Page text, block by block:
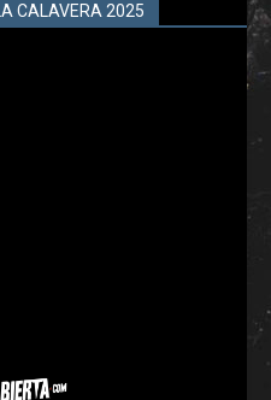
CALAVERA 2025